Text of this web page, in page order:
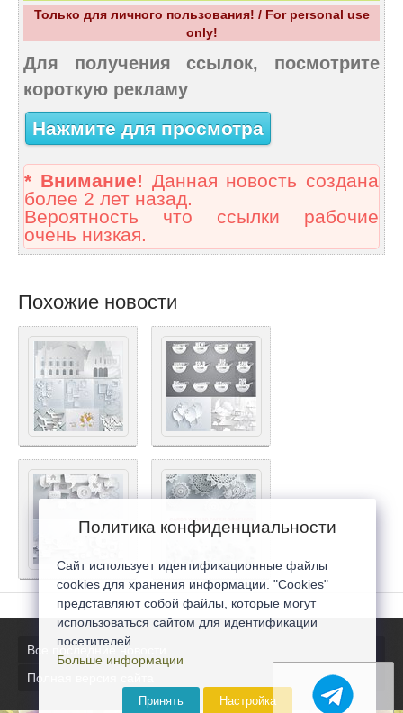
Только для личного пользования! / For personal use
only!
Для получения ссылок, посмотрите
короткую рекламу
Нажмите для просмотра
* Внимание! Данная новость создана
более 2 лет назад.
Вероятность что ссылки рабочие
очень низкая.
Похожие новости
Все последние новости
Полная версия сайта
Политика конфиденциальности
Сайт использует идентификационные файлы
cookies для хранения информации. "Cookies"
представляют собой файлы, которые могут
использоваться сайтом для идентификации
посетителей...
Больше информации
Принять Настройка